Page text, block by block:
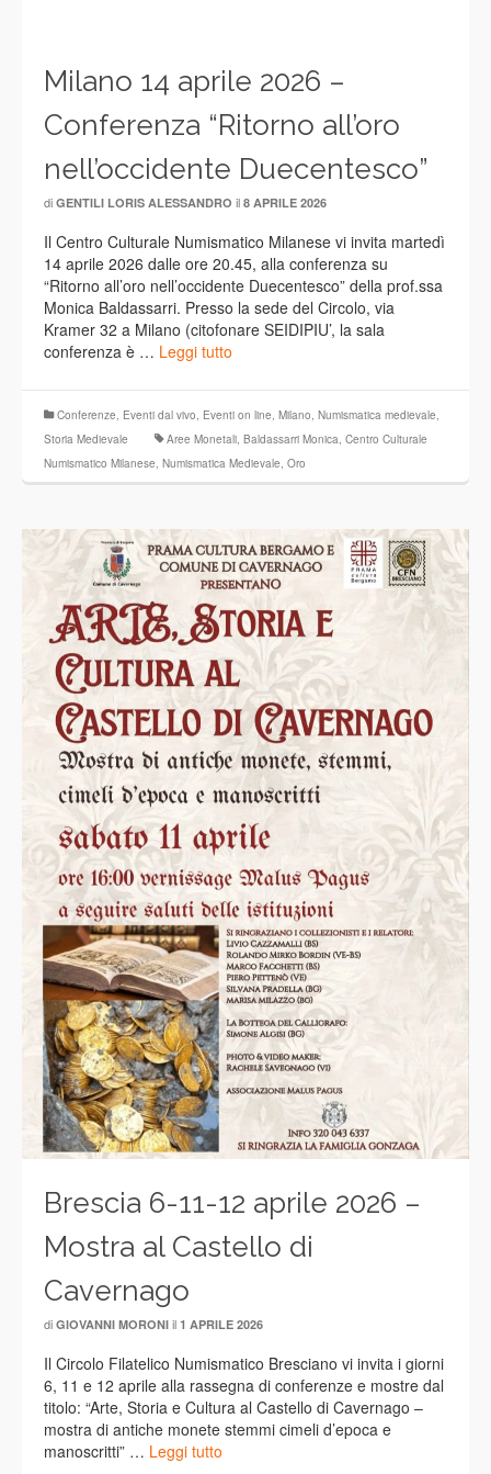
Milano 14 aprile 2026 –
Conferenza “Ritorno all’oro
nell’occidente Duecentesco”
di GENTILI LORIS ALESSANDRO il 8 APRILE 2026
Il Centro Culturale Numismatico Milanese vi invita martedì
14 aprile 2026 dalle ore 20.45, alla conferenza su
“Ritorno all’oro nell’occidente Duecentesco” della prof.ssa
Monica Baldassarri. Presso la sede del Circolo, via
Kramer 32 a Milano (citofonare SEIDIPIU’, la sala
conferenza è … Leggi tutto
Conferenze Eventi dal vivo Eventi on line Milano Numismatica medievale
Storia Medievale
Aree Monetali Baldassarri Monica Centro Culturale
Numismatico Milanese Numismatica Medievale Oro
Brescia 6-11-12 aprile 2026 –
Mostra al Castello di
Cavernago
di GIOVANNI MORONI il 1 APRILE 2026
Il Circolo Filatelico Numismatico Bresciano vi invita i giorni
6, 11 e 12 aprile alla rassegna di conferenze e mostre dal
titolo: “Arte, Storia e Cultura al Castello di Cavernago –
mostra di antiche monete stemmi cimeli d’epoca e
manoscritti” … Leggi tutto